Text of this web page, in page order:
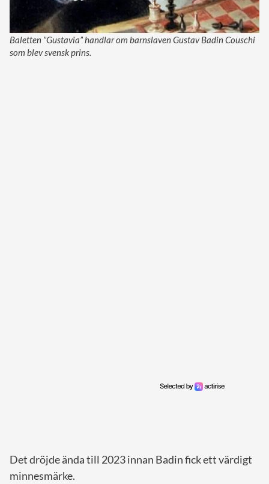
Baletten ”Gustavia” handlar om barnslaven Gustav Badin Couschi
som blev svensk prins.
Det dröjde ända till 2023 innan Badin fick ett värdigt
minnesmärke.